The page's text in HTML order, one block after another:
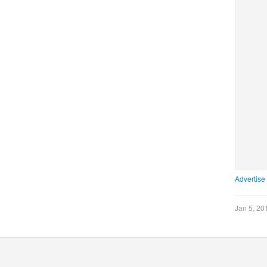
Jan 5,